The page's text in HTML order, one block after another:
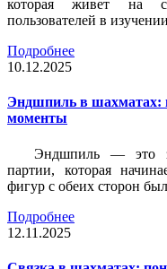
которая живет на
пользователей в
Подробнее
10.12.2025
Эндшпиль в шахматах:
моменты
Эндшпиль — это
партии, которая
фигур с обеих сторон
Подробнее
12.11.2025